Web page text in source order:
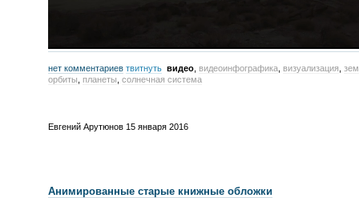
нет комментариев твитнуть видео видеоинфографика визуализация
орбиты планеты солнечная система
Евгений Арутюнов 15 января 2016
Анимированные старые книжные обложки